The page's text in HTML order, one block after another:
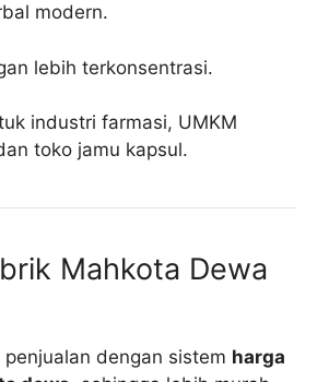
modern.
lebih terkonsentrasi.
industri farmasi, UMKM
toko jamu kapsul.
Mahkota Dewa
penjualan dengan sistem harga